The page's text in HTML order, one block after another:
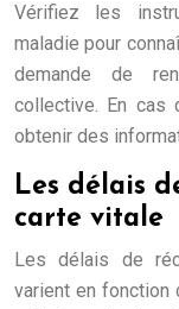
Vérifiez les
maladie pour
demande de
collective. En cas
obtenir des
Les délais
carte vitale
Les délais de
varient en fonction